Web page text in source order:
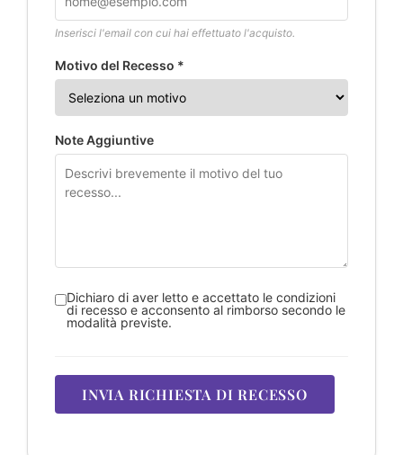
Inserisci l'email con cui hai effettuato l'acquisto.
Motivo del Recesso *
Note Aggiuntive
Dichiaro di aver letto e accettato le condizioni
di recesso e acconsento al rimborso secondo le
modalità previste.
INVIA RICHIESTA DI RECESSO